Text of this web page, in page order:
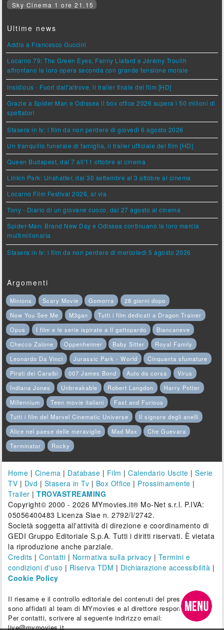
Sky Cinema 1 ore 21.15
Ultime news
Addio a Francesco Guccini
Locarno 79: The Green Eyes, Fanny Liatard e Jérémy Trouilh
affrontano la loro opera seconda con grande tensione morale
Insidious - Fuori dall'altrove, il trailer finale del film [HD]
Grazie a Spider-Man e Odissea il box office 2026 supera i 50 milioni di
spettatori
Stasera in tv: i film da non perdere di giovedì 6 agosto 2026
Un tranquillo funerale di famiglia, il trailer ufficiale del film [HD]
Queen Budapest, dal 7 all'11 ottobre al cinema
Linkin Park: Unshatter, dal 30 settembre al 3 ottobre al cinema
Locarno Film Festival 2026, al via
Tony - Diario di un giovane cuoco, dal 27 agosto al cinema
Spider-Man: Brand New Day e Odissea continuano la loro marcia
multimilionaria
Stasera in tv: i film da non perdere di mercoledì 5 agosto 2026
Argomenti
Minions Scary Movie Gomorra
28 giorni dopo
Now You See Me
M3gan
Tutti i film dedicati a Dragon Trainer
Opus
I film e le serie ispirate a Il gattopardo
Biancaneve
Checco Zalone
Oppenheimer Baby Sitter
Royal Family
Leonardo Da Vinci
Jurassic Park - World
Cinquanta sfumature
Pirati dei Caraibi
007 James Bond Auto da corsa
Virus
Indiana Jones
Unbreakable Robert Langdon
Harry Potter
Millennium
Teen movie italiani
Fast and Furious
Tutti i film del Marvel Cinematic Universe
Il signore degli anelli
Alice nel paese delle meraviglie
Mad Max
Che Guevara
Terminator
Rocky
Home | Cinema | Database | Film |Calendario Uscite |Serie
TV | Dvd | Stasera in Tv | Box Office | Prossimamente |
Trailer |TROVASTREAMING
Copyright© 2000 - 2026 MYmovies.it® Mo-Net s.r.l. P.IVA:
05056400483 Licenza Siae n. 2792/I/2742.
Società soggetta all'attività di direzione e coordinamento di
GEDI Gruppo Editoriale S.p.A. Tutti i diritti riservati. È vietata
la riproduzione anche parziale.
Credits |Contatti | Normativa sulla privacy | Termini e
condizioni d'uso | Riserva TDM | Dichiarazione accessibilità |
Cookie Policy
Il riesame e il controllo editoriale dei contenuti del presente sito
sono affidati al team di MYmovies e al direttore responsabile.
Per contatti, scrivere al seguente indirizzo email:
live@mymovies.it